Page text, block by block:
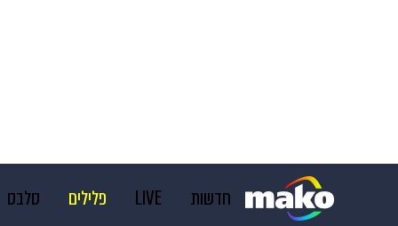
חדשות LIVE פלילים סלבס